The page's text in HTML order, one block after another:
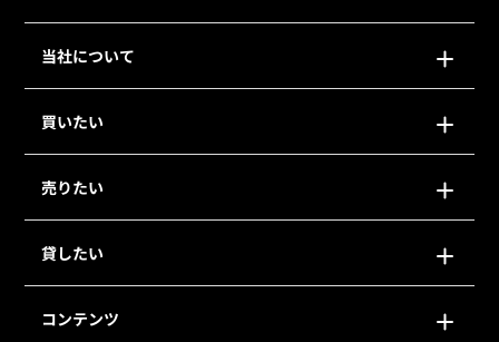
当社について
買いたい
売りたい
貸したい
コンテンツ